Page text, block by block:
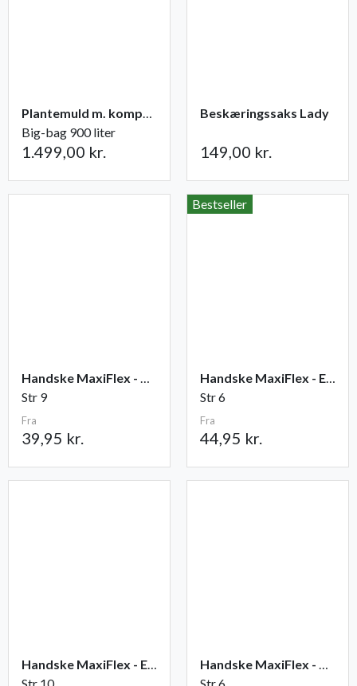
Plantemuld m. kompost fra Champost
Big-bag 900 liter
1.499,00 kr.
Beskæringssaks Lady
149,00 kr.
Handske MaxiFlex - Ultimate
Str 9
Fra
39,95 kr.
Bestseller
Handske MaxiFlex - Endurance
Str 6
Fra
44,95 kr.
Handske MaxiFlex - Elite
Handske MaxiFlex - Cut